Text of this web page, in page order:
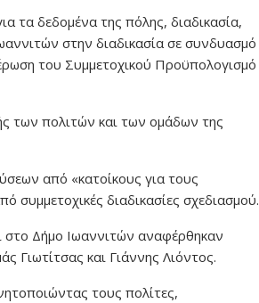
τα δεδομένα της πόλης, διαδικασία,
στην διαδικασία σε συνδυασμό
του Συμμετοχικού Προϋπολογισμό
των πολιτών και των ομάδων της
από «κατοίκους για τους
συμμετοχικές διαδικασίες σχεδιασμού.
στο Δήμο Ιωαννιτών αναφέρθηκαν
Γιωτίτσας και Γιάννης Λιόντος.
τους πολίτες,